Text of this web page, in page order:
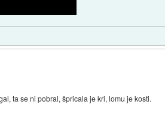
ta se ni pobral, špricala je kri, lomu je kosti.